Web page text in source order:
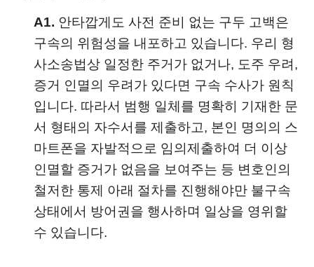
A1. 안타깝게도 사전 준비 없는 구두 고백은
구속의 위험성을 내포하고 있습니다. 우리 형
사소송법상 일정한 주거가 없거나, 도주 우려,
증거 인멸의 우려가 있다면 구속 수사가 원칙
입니다. 따라서 범행 일체를 명확히 기재한 문
서 형태의 자수서를 제출하고, 본인 명의의 스
마트폰을 자발적으로 임의제출하여 더 이상
인멸할 증거가 없음을 보여주는 등 변호인의
철저한 통제 아래 절차를 진행해야만 불구속
상태에서 방어권을 행사하며 일상을 영위할
수 있습니다.